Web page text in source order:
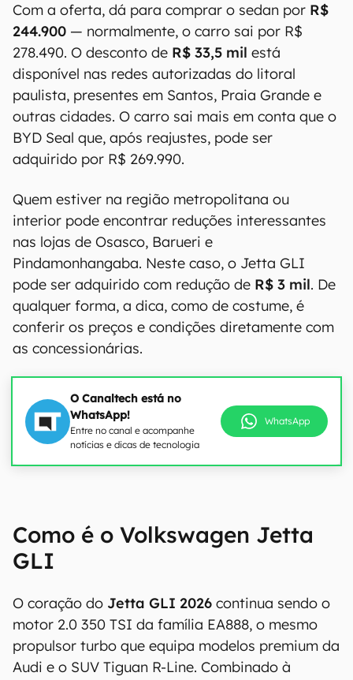
Com a oferta, dá para comprar o sedan por R$
244.900 — normalmente, o carro sai por R$
278.490. O desconto de R$ 33,5 mil está
disponível nas redes autorizadas do litoral
paulista, presentes em Santos, Praia Grande e
outras cidades. O carro sai mais em conta que o
BYD Seal que, após reajustes, pode ser
adquirido por R$ 269.990.
Quem estiver na região metropolitana ou
interior pode encontrar reduções interessantes
nas lojas de Osasco, Barueri e
Pindamonhangaba. Neste caso, o Jetta GLI
pode ser adquirido com redução de R$ 3 mil. De
qualquer forma, a dica, como de costume, é
conferir os preços e condições diretamente com
as concessionárias.
O Canaltech está no
WhatsApp!
Entre no canal e acompanhe
notícias e dicas de tecnologia
WhatsApp